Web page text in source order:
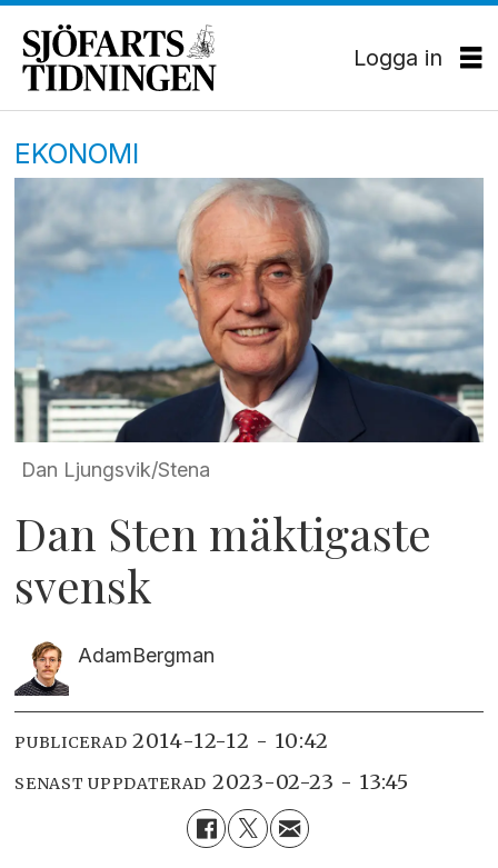
Logga in
EKONOMI
Dan Ljungsvik/Stena
Dan Sten mäktigaste
svensk
AdamBergman
PUBLICERAD 2014-12-12 - 10:42
SENAST UPPDATERAD 2023-02-23 - 13:45